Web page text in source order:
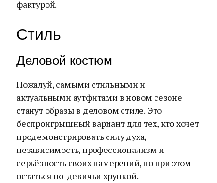
фактурой.
Стиль
Деловой костюм
Пожалуй, самыми стильными и
актуальными аутфитами в новом сезоне
станут образы в деловом стиле. Это
беспроигрышный вариант для тех, кто хочет
продемонстрировать силу духа,
независимость, профессионализм и
серьёзность своих намерений, но при этом
остаться по-девичьи хрупкой.